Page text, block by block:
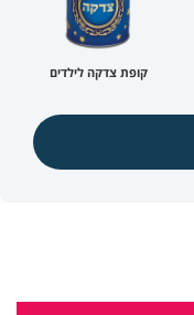
קופת צדקה לילדים